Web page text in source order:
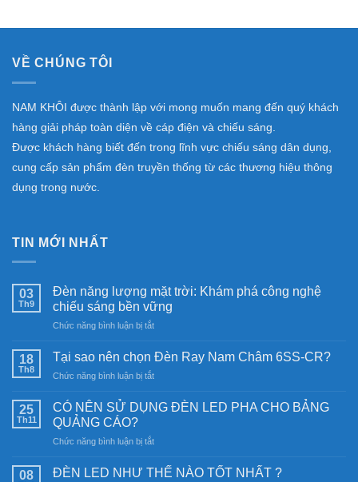
VỀ CHÚNG TÔI
NAM KHÔI được thành lập với mong muốn mang đến quý khách
hàng giải pháp toàn diện về cáp điện và chiếu sáng.
Được khách hàng biết đến trong lĩnh vực chiếu sáng dân dụng,
cung cấp sản phẩm đèn truyền thống từ các thương hiệu thông
dụng trong nước.
TIN MỚI NHẤT
03
Th9
Đèn năng lượng mặt trời: Khám phá công nghệ
chiếu sáng bền vững
Chức năng bình luận bị tắtở
năng
mặt
Khám
nghệ
sáng
18
Th8
Tại sao nên chọn Đèn Ray Nam Châm 6SS-CR?
Chức năng bình luận bị tắtở
sao
Đèn
Nam
25
Th11
CÓ NÊN SỬ DỤNG ĐÈN LED PHA CHO BẢNG
QUẢNG CÁO?
Chức năng bình luận bị tắtở
NÊN
08 ĐÈN LED NHƯ THẾ NÀO TỐT NHẤT ?